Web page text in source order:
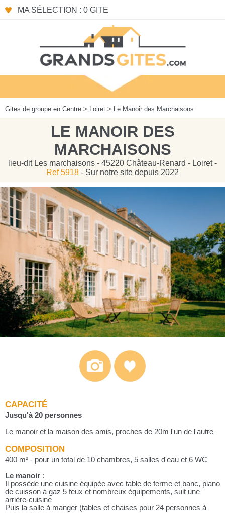
MA SÉLECTION : 0 GITE
Gites de groupe en Centre > Loiret > Le Manoir des Marchaisons
LE MANOIR DES
MARCHAISONS
lieu-dit Les marchaisons - 45220 Château-Renard - Loiret -
Ref 5918 - Sur notre site depuis 2022
CAPACITÉ
Jusqu'à 20 personnes
Le manoir et la maison des amis, proches de 20m l'un de l'autre
COMPOSITION
400 m² - pour un total de 10 chambres, 5 salles d'eau et 6 WC
Le manoir :
Il possède une cuisine équipée avec table de ferme et banc, piano
de cuisson à gaz 5 feux et nombreux équipements, suit une
arrière-cuisine
Puis la salle à manger (tables et chaises pour 24 personnes à
Panneau de gestion des cookies